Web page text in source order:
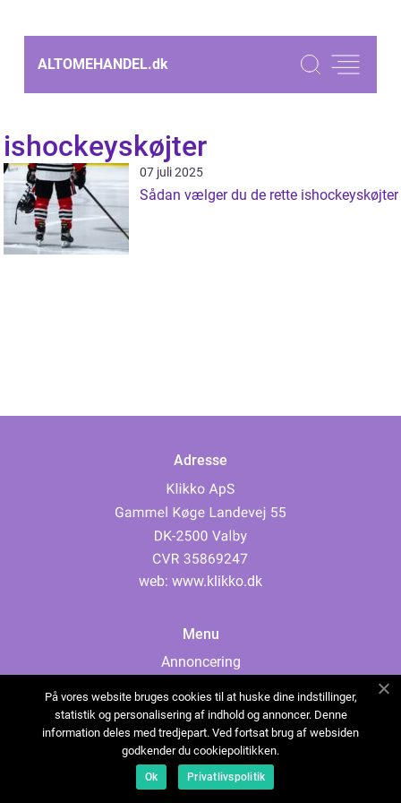
ALTOMEHANDEL.dk
ishockeyskøjter
07 juli 2025
Sådan vælger du de rette ishockeyskøjter
Adresse
web: www.klikko.dk
Menu
Annoncering
Cookies
Kontakt os
Sitemap
På vores website bruges cookies til at huske dine indstillinger,
statistik og personalisering af indhold og annoncer. Denne
information deles med tredjepart. Ved fortsat brug af websiden
godkender du cookiepolitikken.
Ok Privatlivspolitik